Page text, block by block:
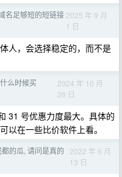
名足够短的短链接 2025 年 9 月
1 日
人，会选择稳定的，而不是
么时候买
2024 年 10 月
26 日
31 号优惠力度最大。具体的
以在一些比价软件上看。
都的瓜, 请问是真的
2022 年 6 月
13 日